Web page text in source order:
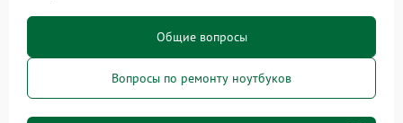
Общие вопросы
Вопросы по ремонту ноутбуков